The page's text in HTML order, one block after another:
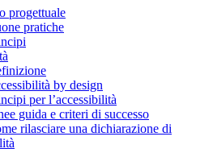
progettuale
pratiche
by design
per l’accessibilità
guida e criteri di successo
rilasciare una dichiarazione di